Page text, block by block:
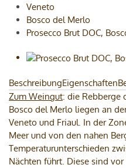
Veneto
Bosco del Merlo
Prosecco Brut DOC,
BeschreibungEigenschaften
Zum Weingut: die Rebberge
Bosco del Merlo liegen an
Veneto und Friaul. In der
Meer und von den nahen
Temperaturunterschieden
Nächten führt. Diese sind